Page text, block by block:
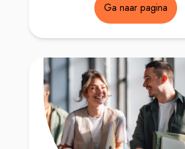
Ga naar pagina